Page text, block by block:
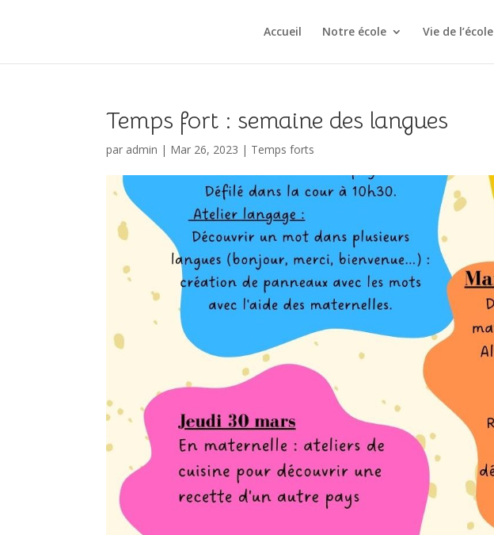
Accueil Notre école Vie de l’école
Temps fort : semaine des langues
par admin | Mar 26, 2023 | Temps forts